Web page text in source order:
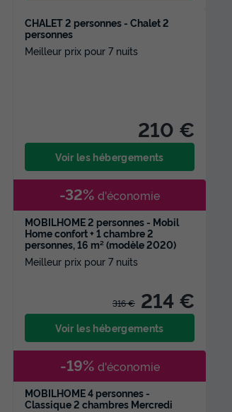
CHALET 2 personnes - Chalet 2
personnes
Meilleur prix pour 7 nuits
210 €
Voir les hébergements
MOBILHOME 2 personnes - Mobil
Home confort + 1 chambre 2
personnes, 16 m² (modèle 2020)
Meilleur prix pour 7 nuits
316 € 214 €
-32% d'économie
Voir les hébergements
MOBILHOME 4 personnes -
Classique 2 chambres Mercredi
-19% d'économie